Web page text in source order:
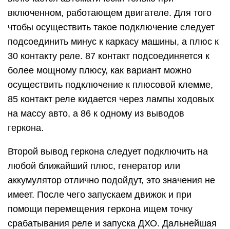
включенном, работающем двигателе. Для того
чтобы осуществить такое подключение следует
подсоединить минус к каркасу машины, а плюс к
30 контакту реле. 87 контакт подсоединяется к
более мощному плюсу, как вариант можно
осуществить подключение к плюсовой клемме,
85 контакт реле кидается через лампы ходовых
на массу авто, а 86 к одному из выводов
геркона.
Второй вывод геркона следует подключить на
любой ближайший плюс, генератор или
аккумулятор отлично подойдут, это значения не
имеет. После чего запускаем движок и при
помощи перемещения геркона ищем точку
срабатывания реле и запуска ДХО. Дальнейшая